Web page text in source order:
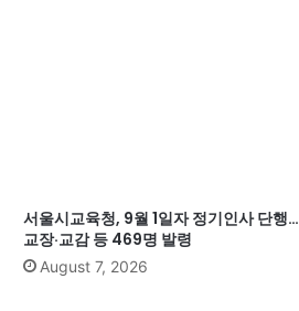
서울시교육청, 9월 1일자 정기인사 단행…
교장·교감 등 469명 발령
August 7, 2026